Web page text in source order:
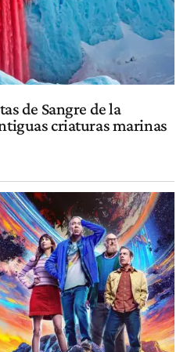
de Sangre de la
criaturas marinas